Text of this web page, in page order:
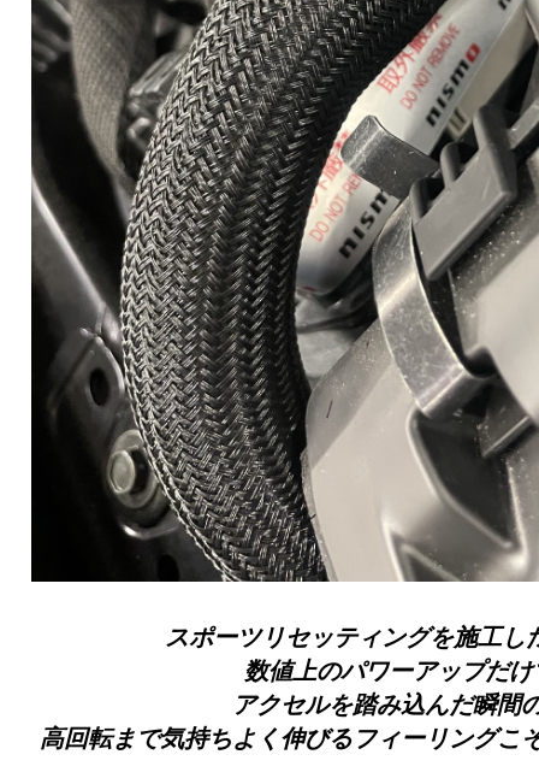
スポーツリセッティングを施工し
数値上のパワーアップだ
アクセルを踏み込んだ瞬間
高回転まで気持ちよく伸びるフィーリングこ